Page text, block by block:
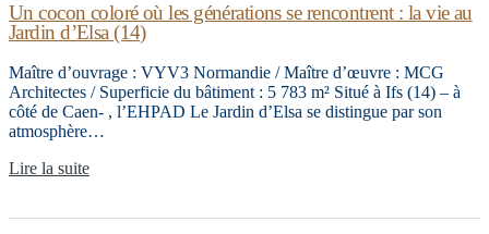
Un cocon coloré où les générations se rencontrent : la vie au
Jardin d’Elsa (14)
Maître d’ouvrage : VYV3 Normandie / Maître d’œuvre : MCG
Architectes / Superficie du bâtiment : 5 783 m² Situé à Ifs (14) – à
côté de Caen- , l’EHPAD Le Jardin d’Elsa se distingue par son
atmosphère…
Lire la suite